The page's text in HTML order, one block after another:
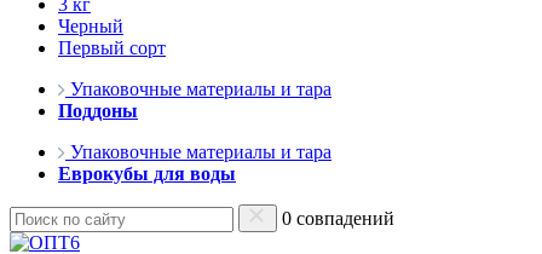
3 кг
Черный
Первый сорт
Упаковочные материалы и тара
Поддоны
Упаковочные материалы и тара
Еврокубы для воды
0 совпадений